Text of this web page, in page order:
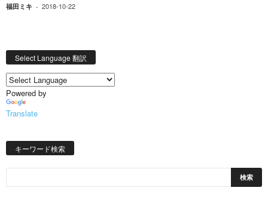
福田ミキ - 2018-10-22
Select Language 翻訳
Powered by
Translate
キーワード検索